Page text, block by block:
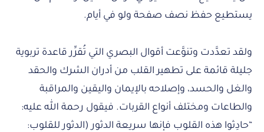
يستطيع حفظ نصف صفحة ولو في أيام.
ولقد تعدَّدت وتنوَّعت أقوال البصري التي تُقرِّر قاعدة تربوية
جليلة قائمة على تطهير القلب من أدران الشرك والحقد
والغل والحسد، وإصلاحه بالإيمان واليقين والمراقبة
والطاعات ومختلف أنواع القربات. فيقول رحمة الله عليه:
“حادِثوا هذه القلوب فإنها سريعة الدثور (الدثور للقلوب: